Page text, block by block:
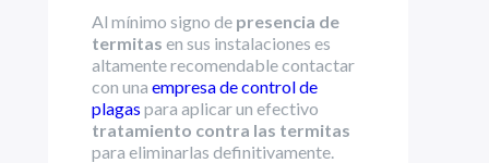
Al mínimo signo de presencia de
termitas en sus instalaciones es
altamente recomendable contactar
con una empresa de control de
plagas para aplicar un efectivo
tratamiento contra las termitas
para eliminarlas definitivamente.